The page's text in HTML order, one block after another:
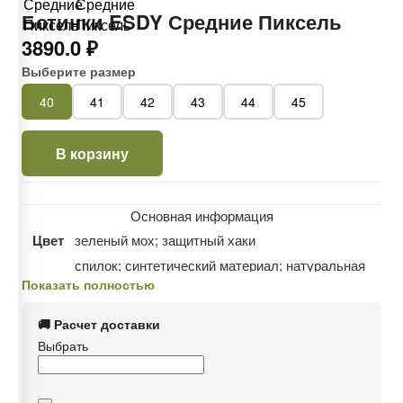
Ботинки ESDY Средние Пиксель
3890.0 ₽
Выберите размер
40
41 42 43 44 45
В корзину
Основная информация
Цвет зеленый мох; защитный хаки
Состав
спилок; синтетический материал; натуральная
кожа; хлопок; пластик; металл
Сезон демисезон
Показать полностью
🚚 Расчет доставки
Выбрать